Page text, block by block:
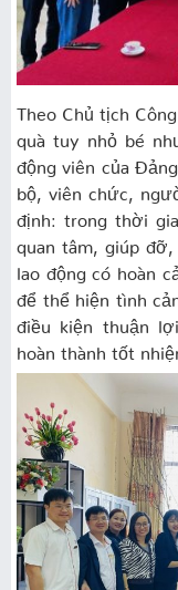
Theo Chủ tịch
quà tuy nhỏ bé
động viên của
bộ, viên chức,
định: trong thời
quan tâm, giúp
lao động có hoàn
để thể hiện tình
điều kiện thuận
hoàn thành tốt